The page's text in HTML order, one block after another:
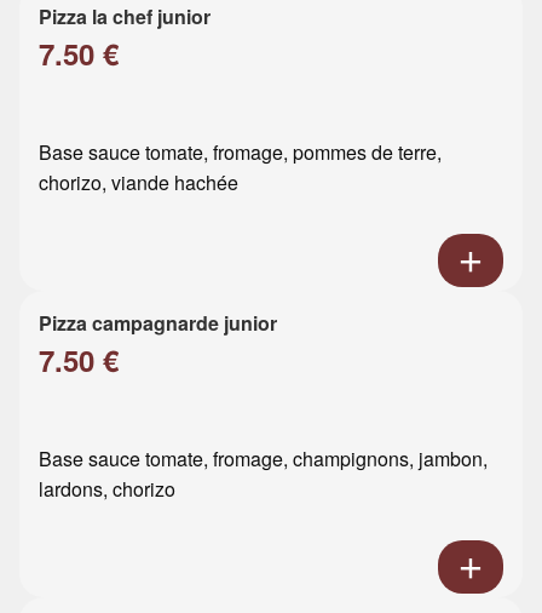
Pizza la chef junior
7.50 €
Base sauce tomate, fromage, pommes de terre,
chorizo, viande hachée
Pizza campagnarde junior
7.50 €
Base sauce tomate, fromage, champignons, jambon,
lardons, chorizo